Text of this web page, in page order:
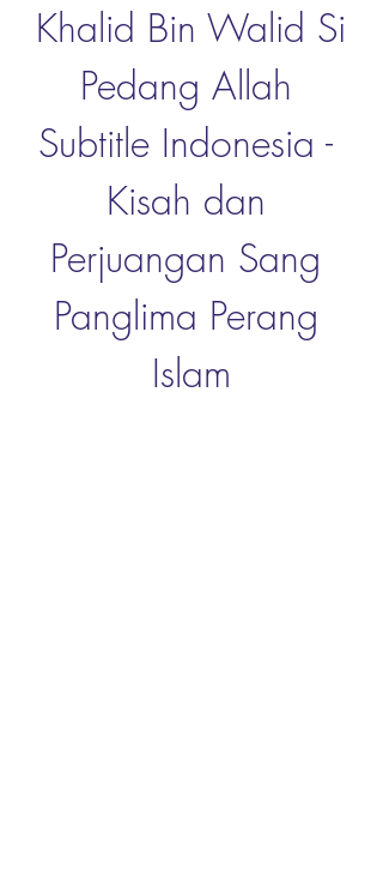
Khalid Bin Walid Si
Pedang Allah
Subtitle Indonesia -
Kisah dan
Perjuangan Sang
Panglima Perang
Islam